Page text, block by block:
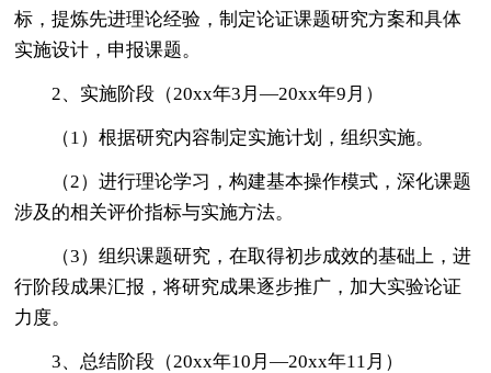
标，提炼先进理论经验，制定论证课题研究方案和具体
实施设计，申报课题。
2、实施阶段（20xx年3月—20xx年9月）
（1）根据研究内容制定实施计划，组织实施。
（2）进行理论学习，构建基本操作模式，深化课题
涉及的相关评价指标与实施方法。
（3）组织课题研究，在取得初步成效的基础上，进
行阶段成果汇报，将研究成果逐步推广，加大实验论证
力度。
3、总结阶段（20xx年10月—20xx年11月）